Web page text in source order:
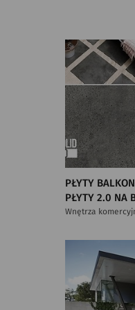
PŁYTY
PŁYTY 2.0 NA
Wnętrza